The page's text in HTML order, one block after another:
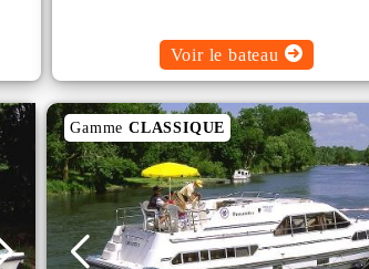
Voir le bateau
Gamme CLASSIQUE